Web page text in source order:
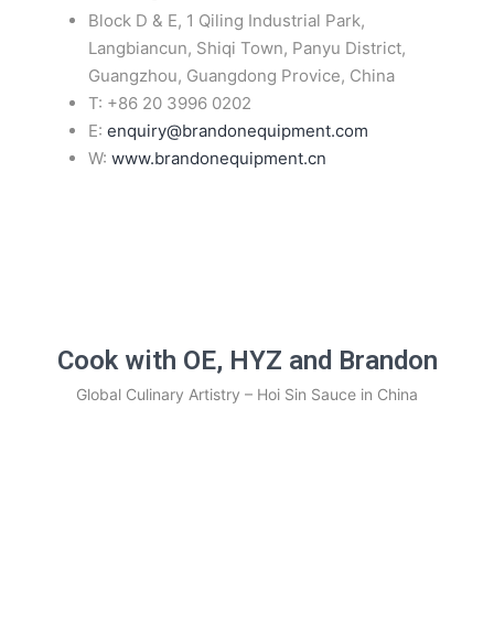
Block D & E, 1 Qiling Industrial Park,
Langbiancun, Shiqi Town, Panyu District,
Guangzhou, Guangdong Provice, China
T: +86 20 3996 0202
E: enquiry@brandonequipment.com
W: www.brandonequipment.cn
Cook with OE, HYZ and Brandon
Global Culinary Artistry – Hoi Sin Sauce in China